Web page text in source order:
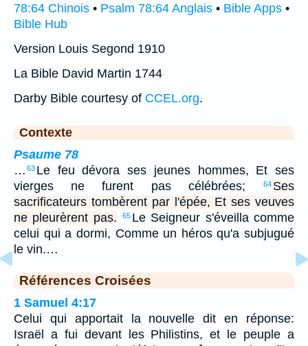
78:64 Chinois • Psalm 78:64 Anglais • Bible Apps •
Bible Hub
Version Louis Segond 1910
La Bible David Martin 1744
Darby Bible courtesy of CCEL.org.
Contexte
Psaume 78
… 63 Le feu dévora ses jeunes hommes, Et ses
vierges ne furent pas célébrées;
64 Ses
sacrificateurs tombèrent par l'épée, Et ses veuves
ne pleurèrent pas.
65 Le Seigneur s'éveilla comme
celui qui a dormi, Comme un héros qu'a subjugué
le vin.…
Références Croisées
1 Samuel 4:17
Celui qui apportait la nouvelle dit en réponse:
Israël a fui devant les Philistins, et le peuple a